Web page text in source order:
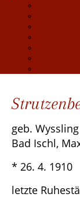
geb.
Bad Ischl,
* 26. 4.
letzte